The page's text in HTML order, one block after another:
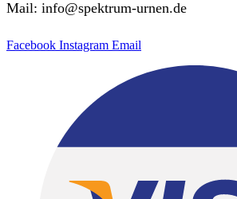
Mail: info@spektrum-urnen.de
Facebook Instagram Email